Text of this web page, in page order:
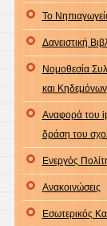
Το
Δανειστική
Νομοθεσία
και Κηδεμόνων
Αναφορά του
δράση του
Ενεργός
Ανακοινώσεις
Εσωτερικός